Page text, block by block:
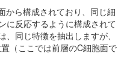
から構成されており、同じ細
に反応するように構成されて
同じ特徴を抽出しますが、
（ここでは前層のC細胞面で